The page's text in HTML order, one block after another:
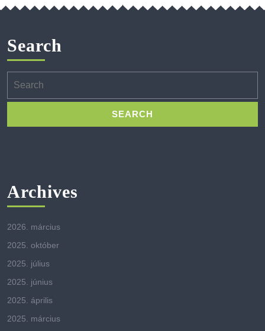
Search
for:
Archives
2026. március
2025. október
2025. július
2025. június
2025. április
2025. március